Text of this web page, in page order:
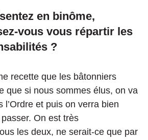
en binôme,
vous vous répartir les
?
recette que les bâtonniers
que si nous sommes élus, on va
l’Ordre et puis on verra bien
On est très
les deux, ne serait-ce que par